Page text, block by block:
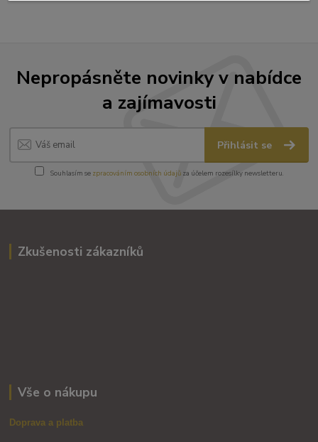
Nepropásněte novinky v nabídce
a zajímavosti
Přihlásit se
Souhlasím se zpracováním osobních údajůza účelem rozesílky newsletteru.
Zkušenosti zákazníků
Vše o nákupu
Doprava a platba